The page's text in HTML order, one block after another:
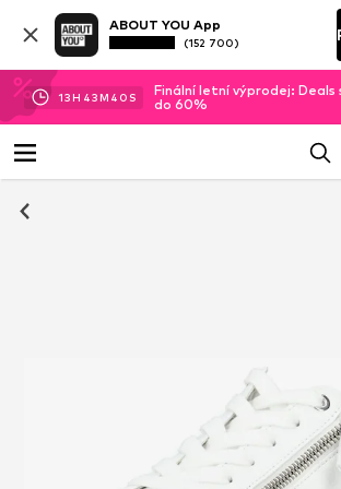
ABOUT YOU App
(152 700)
13H 43M 39 S
Finální letní výprodej: Deals
do 60%